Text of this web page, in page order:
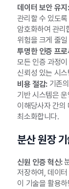
데이터 보안 유지:
관리할 수 있도
암호화하여 관리
위험을 크게 줄
투명한 인증 프
모든 인증 과정
신뢰성 있는 시
비용 절감:기존
기반 시스템은
이해당사자 간의
최소화합니다.
분산 원장
신원 인증 혁신:
저장하여, 데이
이 기술을 활용